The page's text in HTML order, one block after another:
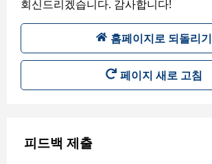
회신드리겠습니다. 감사합니다!
홈페이지로 되돌리기
페이지 새로 고침
피드백 제출